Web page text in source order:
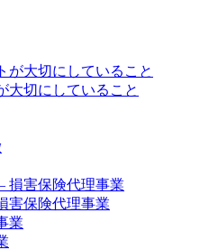
大切にしていること
害保険代理事業